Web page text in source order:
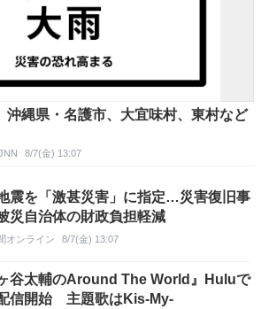
沖縄県・名護市、大宜味村、東村など
8/7(金) 13:07
震を「激甚災害」に指定…災害復旧事
災自治体の財政負担軽減
オンライン 8/7(金) 13:07
ヶ谷太輔のAround The World』Huluで
信開始 主題歌はKis-My-